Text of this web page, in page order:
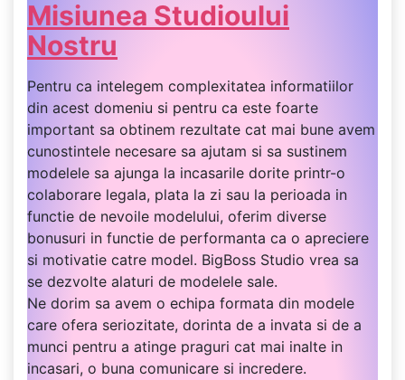
Misiunea Studioului
Nostru
Pentru ca intelegem complexitatea informatiilor
din acest domeniu si pentru ca este foarte
important sa obtinem rezultate cat mai bune avem
cunostintele necesare sa ajutam si sa sustinem
modelele sa ajunga la incasarile dorite printr-o
colaborare legala, plata la zi sau la perioada in
functie de nevoile modelului, oferim diverse
bonusuri in functie de performanta ca o apreciere
si motivatie catre model. BigBoss Studio vrea sa
se dezvolte alaturi de modelele sale.
Ne dorim sa avem o echipa formata din modele
care ofera seriozitate, dorinta de a invata si de a
munci pentru a atinge praguri cat mai inalte in
incasari, o buna comunicare si incredere.